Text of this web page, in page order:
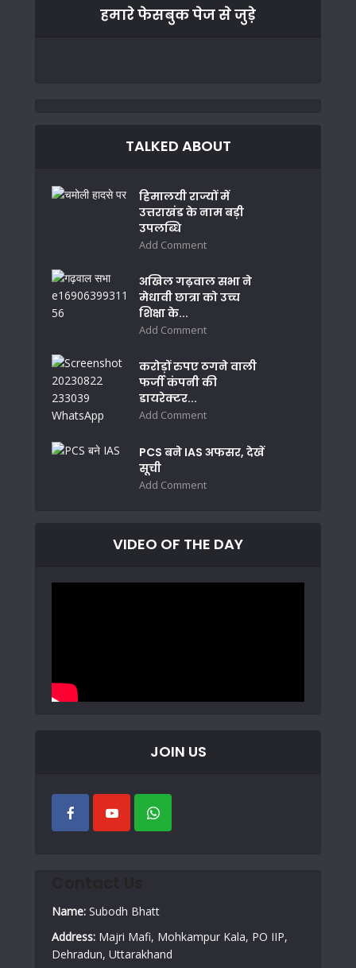
हमारे फेसबुक पेज से जुड़े
TALKED ABOUT
हिमालयी राज्यों में
उत्तराखंड के नाम बड़ी
उपलब्धि
Add Comment
अखिल गढ़वाल सभा ने
मेधावी छात्रा को उच्च
शिक्षा के...
Add Comment
करोड़ों रुपए ठगने वाली
फर्जी कंपनी की
डायरेक्टर...
Add Comment
PCS बने IAS अफसर, देखें
सूची
Add Comment
VIDEO OF THE DAY
JOIN US
Name: Subodh Bhatt
Address: Majri Mafi, Mohkampur Kala, PO IIP,
Dehradun, Uttarakhand